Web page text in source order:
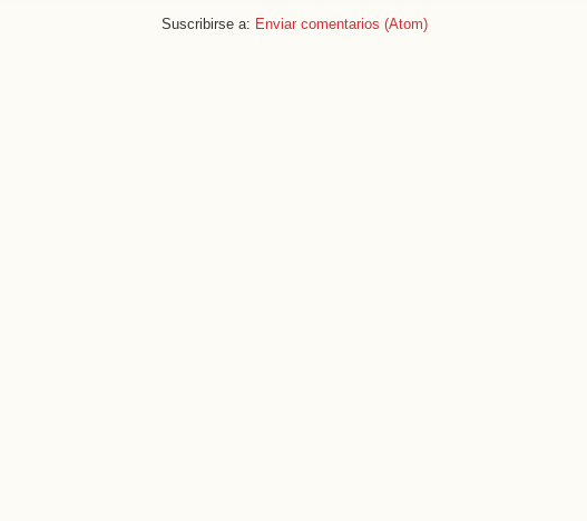
Suscribirse a: Enviar comentarios (Atom)